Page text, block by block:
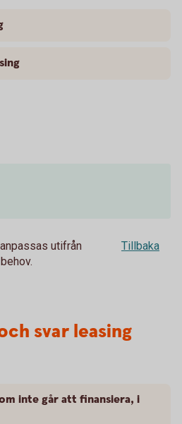
utifrån
Tillbaka
svar leasing
inte går att finansiera, i